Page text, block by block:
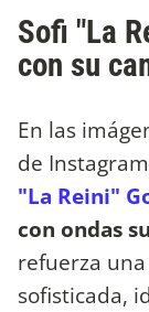
Sofi "La
con su
En las
de
"La Reini"
con ondas
refuerza
sofisticada,